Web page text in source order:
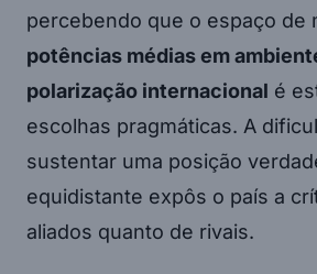
percebendo que o espaço de
potências médias em
polarização internacional é
escolhas pragmáticas. A
sustentar uma posição
equidistante expôs o país a
aliados quanto de rivais.